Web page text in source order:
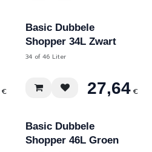
€
Div. maten
Basic Dubbele
Shopper 34L Zwart
34 of 46 Liter
27,64€
Basic Dubbele
Shopper 46L Groen